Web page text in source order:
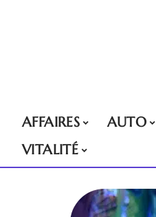
AFFAIRES AUTO
VITALITÉ